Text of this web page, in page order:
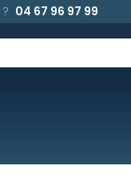
04 67 96 97 99